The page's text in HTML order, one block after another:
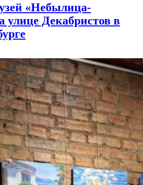
«Небылица-
улице Декабристов в